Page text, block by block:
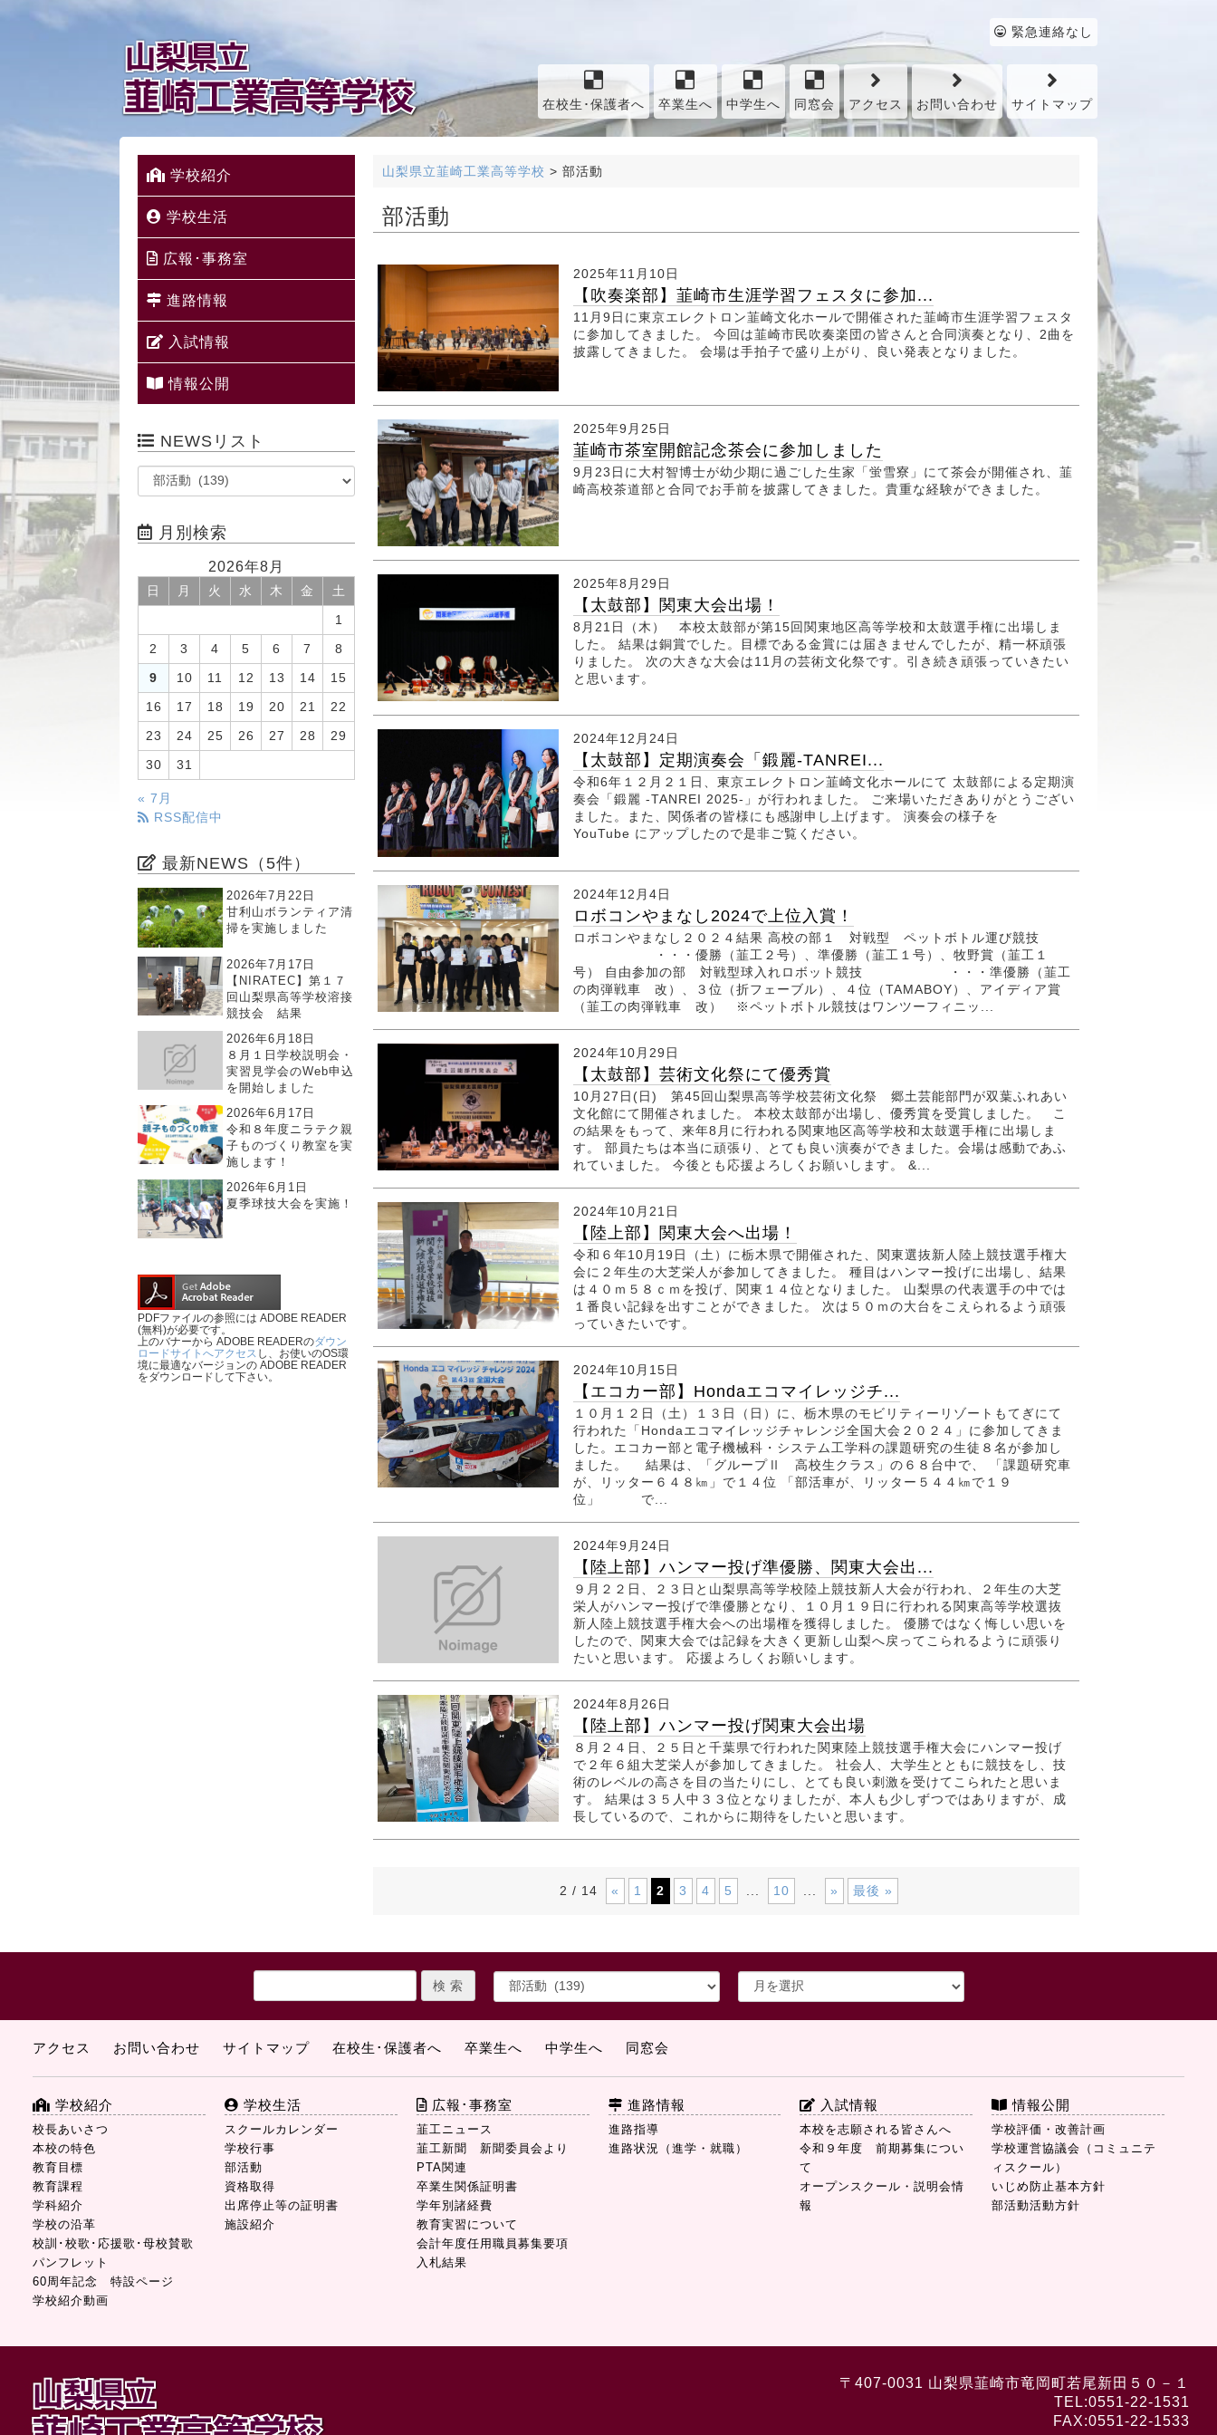
緊急連絡なし
在校生･保護者へ 卒業生へ 中学生へ 同窓会 アクセス お問い合わせ サイトマップ
山梨県立韮崎工業高等学校 > 部活動
部活動
2025年11月10日
【吹奏楽部】韮崎市生涯学習フェスタに参加...
11月9日に東京エレクトロン韮崎文化ホールで開催された韮崎市生涯学習フェスタ
に参加してきました。 今回は韮崎市民吹奏楽団の皆さんと合同演奏となり、2曲を
披露してきました。 会場は手拍子で盛り上がり、良い発表となりました。
2025年9月25日
韮崎市茶室開館記念茶会に参加しました
9月23日に大村智博士が幼少期に過ごした生家「蛍雪寮」にて茶会が開催され、韮
崎高校茶道部と合同でお手前を披露してきました。貴重な経験ができました。
2025年8月29日
【太鼓部】関東大会出場！
8月21日（木） 本校太鼓部が第15回関東地区高等学校和太鼓選手権に出場しま
した。 結果は銅賞でした。目標である金賞には届きませんでしたが、精一杯頑張
りました。 次の大きな大会は11月の芸術文化祭です。引き続き頑張っていきたい
と思います。
2024年12月24日
【太鼓部】定期演奏会「鍛麗-TANREI...
令和6年１２月２１日、東京エレクトロン韮崎文化ホールにて 太鼓部による定期演
奏会「鍛麗 -TANREI 2025-」が行われました。 ご来場いただきありがとうござい
ました。また、関係者の皆様にも感謝申し上げます。 演奏会の様子を
YouTube にアップしたので是非ご覧ください。
2024年12月4日
ロボコンやまなし2024で上位入賞！
ロボコンやまなし２０２４結果 高校の部１ 対戦型 ペットボトル運び競技
・・・優勝（韮工２号）、準優勝（韮工１号）、牧野賞（韮工１
号） 自由参加の部 対戦型球入れロボット競技 ・・・準優勝（韮工
の肉弾戦車 改）、３位（折フェーブル）、４位（TAMABOY）、アイディア賞
（韮工の肉弾戦車 改） ※ペットボトル競技はワンツーフィニッ...
2024年10月29日
【太鼓部】芸術文化祭にて優秀賞
10月27日(日) 第45回山梨県高等学校芸術文化祭 郷土芸能部門が双葉ふれあい
文化館にて開催されました。 本校太鼓部が出場し、優秀賞を受賞しました。 こ
の結果をもって、来年8月に行われる関東地区高等学校和太鼓選手権に出場しま
す。 部員たちは本当に頑張り、とても良い演奏ができました。会場は感動であふ
れていました。 今後とも応援よろしくお願いします。 &...
2024年10月21日
【陸上部】関東大会へ出場！
令和６年10月19日（土）に栃木県で開催された、関東選抜新人陸上競技選手権大
会に２年生の大芝栄人が参加してきました。 種目はハンマー投げに出場し、結果
は４０ｍ５８ｃｍを投げ、関東１４位となりました。 山梨県の代表選手の中では
１番良い記録を出すことができました。 次は５０ｍの大台をこえられるよう頑張
っていきたいです。
2024年10月15日
【エコカー部】Hondaエコマイレッジチ...
１０月１２日（土）１３日（日）に、栃木県のモビリティーリゾートもてぎにて
行われた「Hondaエコマイレッジチャレンジ全国大会２０２４」に参加してきま
した。エコカー部と電子機械科・システム工学科の課題研究の生徒８名が参加し
ました。 結果は、「グループⅡ 高校生クラス」の６８台中で、 「課題研究車
が、リッター６４８㎞」で１４位 「部活車が、リッター５４４㎞で１９
位」 で...
2024年9月24日
【陸上部】ハンマー投げ準優勝、関東大会出...
９月２２日、２３日と山梨県高等学校陸上競技新人大会が行われ、２年生の大芝
栄人がハンマー投げで準優勝となり、１０月１９日に行われる関東高等学校選抜
新人陸上競技選手権大会への出場権を獲得しました。 優勝ではなく悔しい思いを
したので、関東大会では記録を大きく更新し山梨へ戻ってこられるように頑張り
たいと思います。 応援よろしくお願いします。
2024年8月26日
【陸上部】ハンマー投げ関東大会出場
８月２４日、２５日と千葉県で行われた関東陸上競技選手権大会にハンマー投げ
で２年６組大芝栄人が参加してきました。 社会人、大学生とともに競技をし、技
術のレベルの高さを目の当たりにし、とても良い刺激を受けてこられたと思いま
す。 結果は３５人中３３位となりましたが、本人も少しずつではありますが、成
長しているので、これからに期待をしたいと思います。
2 / 14 « 1 2 3 4 5 10 » 最後 »
学校紹介
学校生活
広報･事務室
進路情報
入試情報
情報公開
NEWSリスト
月別検索
2026年8月
日 月 火 水 木 金 土
1
2 3 4 5 6 7 8
9 10 11 12 13 14 15
16 17 18 19 20 21 22
23 24 25 26 27 28 29
30 31
« 7月
RSS配信中
最新NEWS（5件）
2026年7月22日
甘利山ボランティア清
掃を実施しました
2026年7月17日
【NIRATEC】第１７
回山梨県高等学校溶接
競技会 結果
2026年6月18日
８月１日学校説明会・
実習見学会のWeb申込
を開始しました
2026年6月17日
令和８年度ニラテク親
子ものづくり教室を実
施します！
2026年6月1日
夏季球技大会を実施！
PDFファイルの参照には ADOBE READER
(無料)が必要です。
上のバナーから ADOBE READERのダウン
ロードサイトへアクセス し、お使いのOS環
境に最適なバージョンの ADOBE READER
をダウンロードして下さい。
アクセス お問い合わせ サイトマップ 在校生･保護者へ 卒業生へ 中学生へ 同窓会
学校紹介
校長あいさつ
本校の特色
教育目標
教育課程
学科紹介
学校の沿革
校訓･校歌･応援歌･母校賛歌
パンフレット
60周年記念 特設ページ
学校紹介動画
学校生活
スクールカレンダー
学校行事
部活動
資格取得
出席停止等の証明書
施設紹介
広報･事務室
韮工ニュース
韮工新聞 新聞委員会より
PTA関連
卒業生関係証明書
学年別諸経費
教育実習について
会計年度任用職員募集要項
入札結果
進路情報
進路指導
進路状況（進学・就職）
入試情報
本校を志願される皆さんへ
令和９年度 前期募集につい
て
オープンスクール・説明会情
報
情報公開
学校評価・改善計画
学校運営協議会（コミュニテ
ィスクール）
いじめ防止基本方針
部活動活動方針
〒407-0031 山梨県韮崎市竜岡町若尾新田５０－１
TEL:0551-22-1531
FAX:0551-22-1533